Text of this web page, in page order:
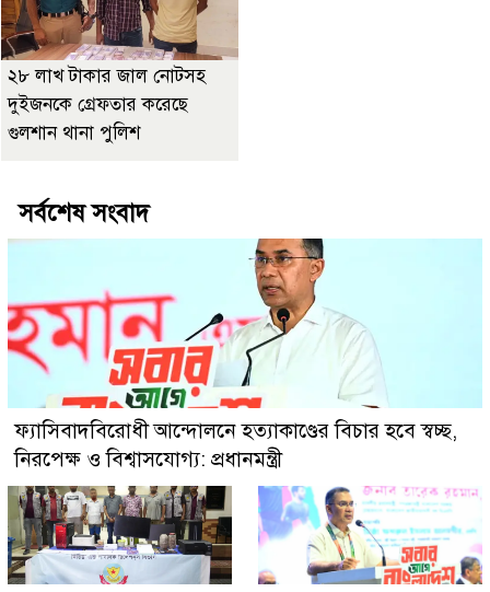
২৮ লাখ টাকার জাল নোটসহ
দুইজনকে গ্রেফতার করেছে
গুলশান থানা পুলিশ
সর্বশেষ সংবাদ
ফ্যাসিবাদবিরোধী আন্দোলনে হত্যাকাণ্ডের বিচার হবে স্বচ্ছ,
নিরপেক্ষ ও বিশ্বাসযোগ্য: প্রধানমন্ত্রী